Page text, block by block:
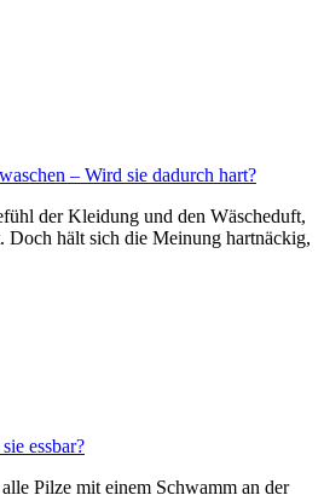
– Wird sie dadurch hart?
der Kleidung und den Wäscheduft,
Doch hält sich die Meinung hartnäckig,
essbar?
Pilze mit einem Schwamm an der